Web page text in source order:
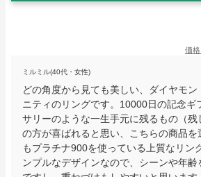
価
ミルミル(40代・女性)
どの角度から見ても美しい、ダイヤモン
ニティのリングです。10000日の記念ギ
サリーのような一生手元に残るもの（残
の方が喜ばれると思い、こちらの商品を
もプラチナ900を使っている上質なリン
ンプルなデザインなので、シーンや年